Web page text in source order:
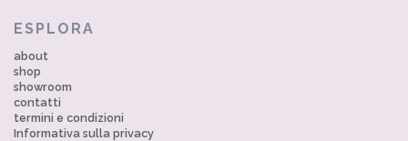
ESPLORA
about
shop
showroom
contatti
termini e condizioni
Informativa sulla privacy